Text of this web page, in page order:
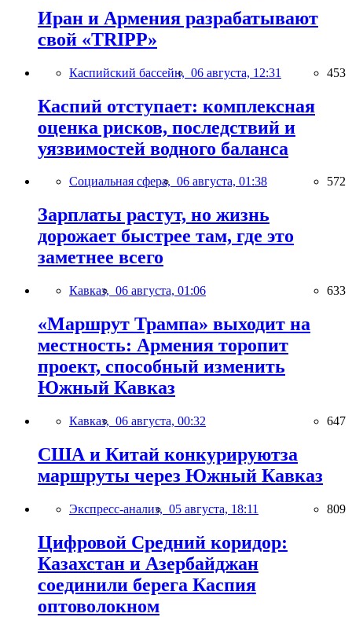
Иран и Армения разрабатывают
свой «TRIPP»
Каспийский бассейн, 06 августа, 12:31 453
Каспий отступает: комплексная
оценка рисков, последствий и
уязвимостей водного баланса
Социальная сфера, 06 августа, 01:38 572
Зарплаты растут, но жизнь
дорожает быстрее там, где это
заметнее всего
Кавказ, 06 августа, 01:06 633
«Маршрут Трампа» выходит на
местность: Армения торопит
проект, способный изменить
Южный Кавказ
Кавказ, 06 августа, 00:32 647
США и Китай конкурируютза
маршруты через Южный Кавказ
Экспресс-анализ, 05 августа, 18:11 809
Цифровой Средний коридор:
Казахстан и Азербайджан
соединили берега Каспия
оптоволокном